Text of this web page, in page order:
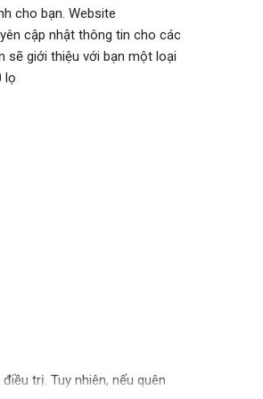
cho bạn. Website
cập nhật thông tin cho các
sẽ giới thiệu với bạn một loại
lọ
trị. Tuy nhiên, nếu quên